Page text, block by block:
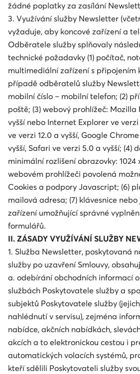
žádné poplatky za zasílání
3. Využívání služby Newsletter
vyžaduje, aby koncové zařízení a
Odběratele služby splňovaly
technické požadavky (1) počítač,
multimediální zařízení s připojením
případě odběratelů služby
mobilní číslo – mobilní telefon; (2)
poště; (3) webový prohlížeč: Mozilla
vyšší nebo Internet Explorer ve
ve verzi 12.0 a vyšší, Google
vyšší, Safari ve verzi 5.0 a vyšší; (4)
minimální rozlišení obrazovky: 1024
webovém prohlížeči povolená
Cookies a podpory Javascript; (6)
mailová adresa; (7) klávesnice
zařízení umožňující správné
formulářů.
II. ZÁSADY VYUŽÍVÁNÍ SLUŽBY
1. Služba Newsletter, poskytovaná
služby po uzavření Smlouvy,
a. odebírání obchodních informací
službách Poskytovatele služby a
subjektů Poskytovatele služby
nahlédnutí v servisu), zejména
nabídce, akčních nabídkách,
akcích a to elektronickou cestou i
automatických volacích systémů,
kteří sdělili Poskytovateli služby